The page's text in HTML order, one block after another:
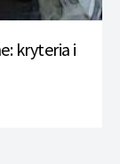
kryteria i